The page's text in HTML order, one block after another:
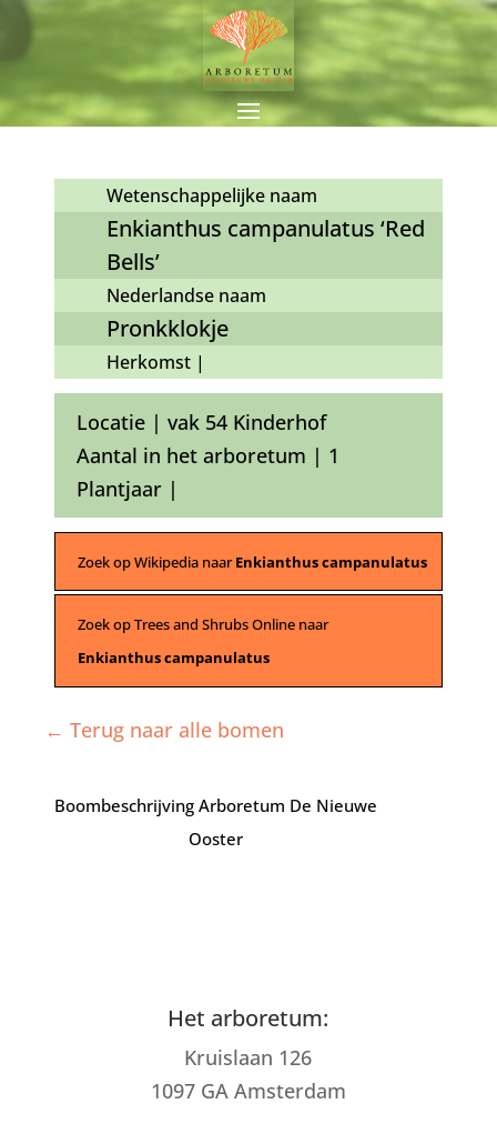
Wetenschappelijke naam
Enkianthus campanulatus ‘Red
Bells’
Nederlandse naam
Pronkklokje
Herkomst |
Locatie | vak 54 Kinderhof
Aantal in het arboretum | 1
Plantjaar |
Zoek op Wikipedia naarEnkianthus campanulatus
Zoek op Trees and Shrubs Online naar
Enkianthus campanulatus
← Terug naar alle bomen
Boombeschrijving Arboretum De Nieuwe
Ooster
Het arboretum:
Kruislaan 126
1097 GA Amsterdam